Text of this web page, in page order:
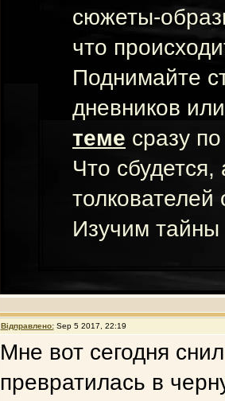
сюжеты-
что
Поднимайте
дневников
теме сразу
Что сбудется,
толкователей
Изучим
Відправлено: Sep 5 2017, 22:19
Мне вот сегодня
превратилась в